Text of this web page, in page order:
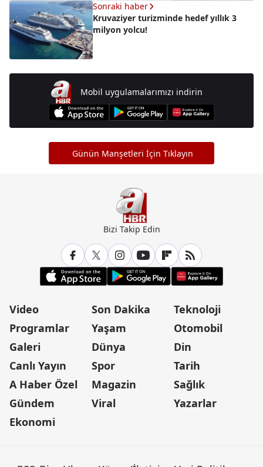
Sonraki haber
Kruvaziyer turizminde hedef yıllık 3
milyon yolcu!
Mobil uygulamalarımızı indirin
Günün Manşetleri İçin Tıklayın
Bizi Takip Edin
Video
Programlar
Galeri
Canlı Yayın
A Haber Özel
Gündem
Ekonomi
Son Dakika
Yaşam
Dünya
Spor
Magazin
Viral
Teknoloji
Otomobil
Din
Tarih
Sağlık
Yazarlar